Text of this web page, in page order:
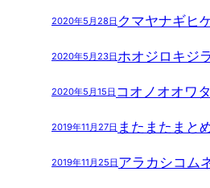
2020年5月28日 クマヤナギヒ
2020年5月23日 ホオジロキジ
2020年5月15日 コオノオオワ
2019年11月27日 またまたまと
2019年11月25日 アラカシコム